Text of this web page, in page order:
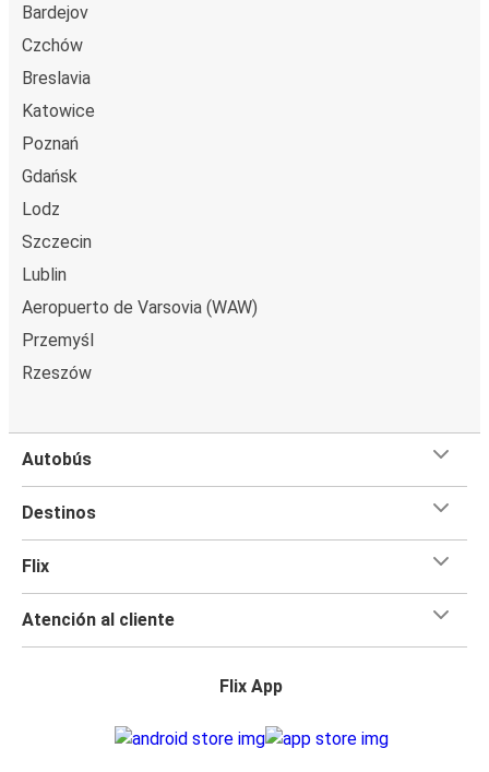
Bardejov
Czchów
Breslavia
Katowice
Poznań
Gdańsk
Lodz
Szczecin
Lublin
Aeropuerto de Varsovia (WAW)
Przemyśl
Rzeszów
Autobús
Destinos
Flix
Atención al cliente
Flix App